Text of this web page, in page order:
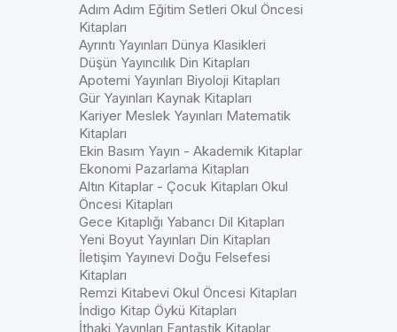
Adım Adım Eğitim Setleri Okul Öncesi
Kitapları
Ayrıntı Yayınları Dünya Klasikleri
Düşün Yayıncılık Din Kitapları
Apotemi Yayınları Biyoloji Kitapları
Gür Yayınları Kaynak Kitapları
Kariyer Meslek Yayınları Matematik
Kitapları
Ekin Basım Yayın - Akademik Kitaplar
Ekonomi Pazarlama Kitapları
Altın Kitaplar - Çocuk Kitapları Okul
Öncesi Kitapları
Gece Kitaplığı Yabancı Dil Kitapları
Yeni Boyut Yayınları Din Kitapları
İletişim Yayınevi Doğu Felsefesi
Kitapları
Remzi Kitabevi Okul Öncesi Kitapları
İndigo Kitap Öykü Kitapları
İthaki Yayınları Fantastik Kitaplar